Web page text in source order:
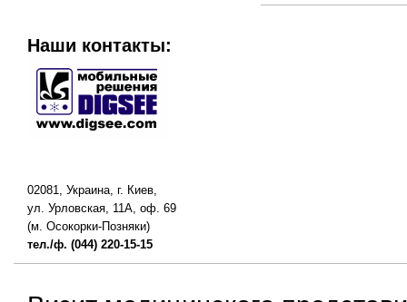
Наши контакты:
02081, Украина, г. Киев,
ул. Урловская, 11А, оф. 69
(м. Осокорки-Позняки)
тел./ф. (044) 220-15-15